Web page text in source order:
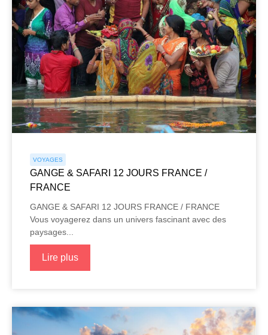
VOYAGES
GANGE & SAFARI 12 JOURS FRANCE /
FRANCE
GANGE & SAFARI 12 JOURS FRANCE / FRANCE
Vous voyagerez dans un univers fascinant avec des
paysages...
Lire plus